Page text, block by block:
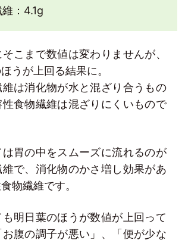
：4.1g
こまで数値は変わりませんが、
うが上回る結果に。
は消化物が水と混ざり合うもの
食物繊維は混ざりにくいもので
胃の中をスムーズに流れるのが
で、消化物のかさ増し効果があ
物繊維です。
明日葉のほうが数値が上回って
腹の調子が悪い」、「便が少な